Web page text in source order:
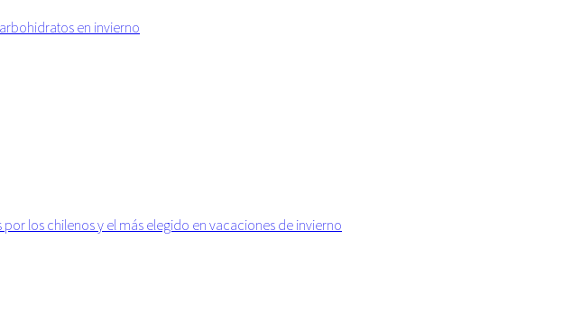
en invierno
los chilenos y el más elegido en vacaciones de invierno